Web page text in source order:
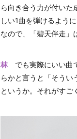
ら向き合う力が付い
しい1曲を弾けるよう
なので、「碧天伴走」
林でも実際にいい曲
らかと言うと「そうい
というか。それがすご